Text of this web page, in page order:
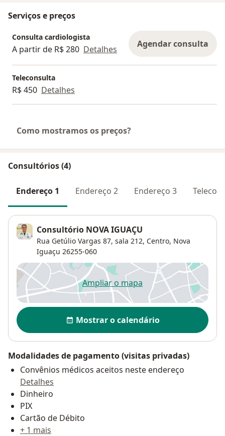
Serviços e preços
Consulta cardiologista
A partir de R$ 280 Detalhes Agendar consulta
Teleconsulta
R$ 450 Detalhes
Como mostramos os preços?
Consultórios (4)
Endereço 1 Endereço 2 Endereço 3
Consultório NOVA IGUAÇU
Rua Getúlio Vargas 87, sala 212, Centro, Nova
Iguaçu 26255-060
Ampliar o mapaabre num novo separador
Disponibilidade
Mostrar o calendário
Modalidades de pagamento (visitas privadas)
Convênios médicos aceitos neste endereço
Detalhes
Dinheiro
PIX
Cartão de Débito
+ 1 mais